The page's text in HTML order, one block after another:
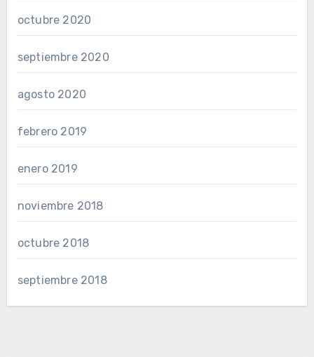
octubre 2020
septiembre 2020
agosto 2020
febrero 2019
enero 2019
noviembre 2018
octubre 2018
septiembre 2018